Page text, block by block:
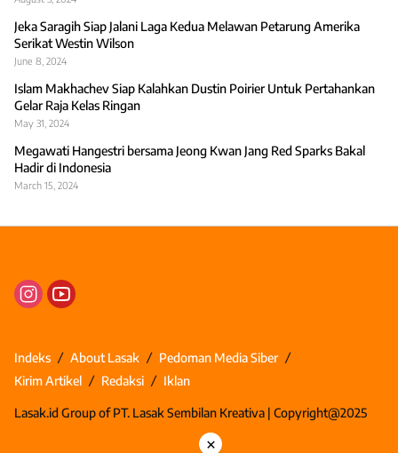
Jeka Saragih Siap Jalani Laga Kedua Melawan Petarung Amerika
Serikat Westin Wilson
June 8, 2024
Islam Makhachev Siap Kalahkan Dustin Poirier Untuk Pertahankan
Gelar Raja Kelas Ringan
May 31, 2024
Megawati Hangestri bersama Jeong Kwan Jang Red Sparks Bakal
Hadir di Indonesia
March 15, 2024
Indeks About Lasak
Pedoman Media Siber
Kirim Artikel
Redaksi Iklan
Lasak.id Group of PT. Lasak Sembilan Kreativa | Copyright@2025
×